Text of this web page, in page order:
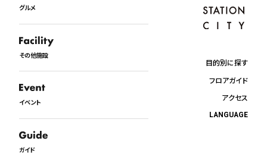
グルメ
その他施設
イベント
ガイド
目的別に探す
フロアガイド
アクセス
LANGUAGE